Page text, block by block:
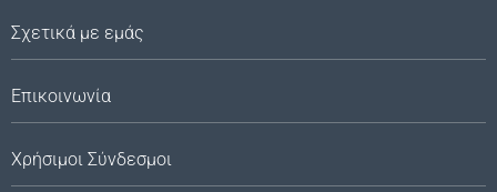
Σχετικά με εμάς
Επικοινωνία
Χρήσιμοι Σύνδεσμοι